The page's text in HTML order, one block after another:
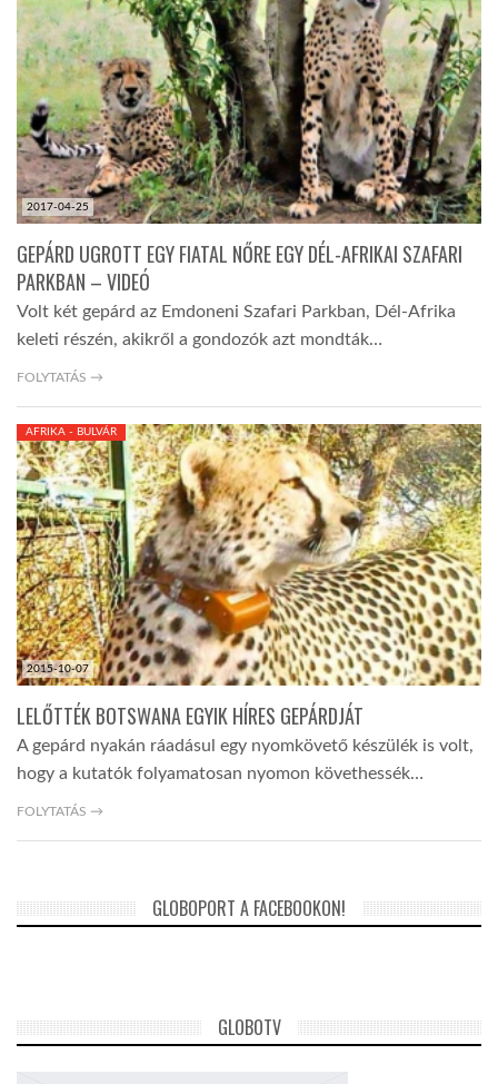
TROPICALMAGAZIN
GLOBOTV
AFRIKA TUDÁSTÁR
LINKTR.EE
GLOBOZSARU
DOBRAVERO.HU
LATIMO.HU
GLOBOBOOK
2017-04-25
GEPÁRD UGROTT EGY FIATAL NŐRE EGY DÉL-AFRIKAI SZAFARI
PARKBAN – VIDEÓ
Volt két gepárd az Emdoneni Szafari Parkban, Dél-Afrika
keleti részén, akikről a gondozók azt mondták…
FOLYTATÁS →
2015-10-07
AFRIKA - BULVÁR
LELŐTTÉK BOTSWANA EGYIK HÍRES GEPÁRDJÁT
A gepárd nyakán ráadásul egy nyomkövető készülék is volt,
hogy a kutatók folyamatosan nyomon követhessék…
FOLYTATÁS →
GLOBOPORT A FACEBOOKON!
GLOBOTV